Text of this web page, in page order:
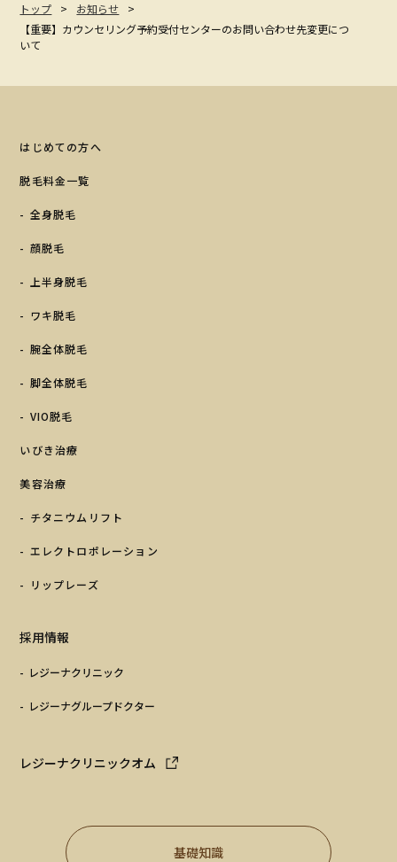
トップ
お知らせ
【重要】カウンセリング予約受付センターのお問い合わせ先変更につ
いて
はじめての方へ
脱毛料金一覧
全身脱毛
顔脱毛
上半身脱毛
ワキ脱毛
腕全体脱毛
脚全体脱毛
VIO脱毛
いびき治療
美容治療
チタニウムリフト
エレクトロポレーション
リップレーズ
採用情報
レジーナクリニック
レジーナグループドクター
レジーナクリニックオム
基礎知識